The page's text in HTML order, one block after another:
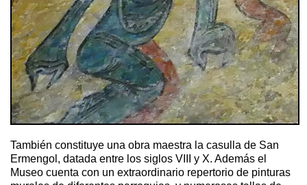
También constituye una obra maestra la casulla de San
Ermengol, datada entre los siglos VIII y X. Además el
Museo cuenta con un extraordinario repertorio de pinturas